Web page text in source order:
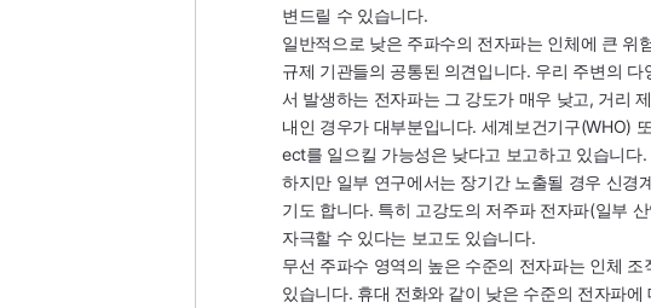
변드릴 수 있습니다.
일반적으로 낮은 주파수의 전자파는 인체에 큰
규제 기관들의 공통된 의견입니다. 우리 주변의
서 발생하는 전자파는 그 강도가 매우 낮고, 거리
내인 경우가 대부분입니다. 세계보건기구(WHO)
ect를 일으킬 가능성은 낮다고 보고하고 있습니다.
하지만 일부 연구에서는 장기간 노출될 경우 신경
기도 합니다. 특히 고강도의 저주파 전자파(일부
자극할 수 있다는 보고도 있습니다.
무선 주파수 영역의 높은 수준의 전자파는 인체
있습니다. 휴대 전화와 같이 낮은 수준의 전자파